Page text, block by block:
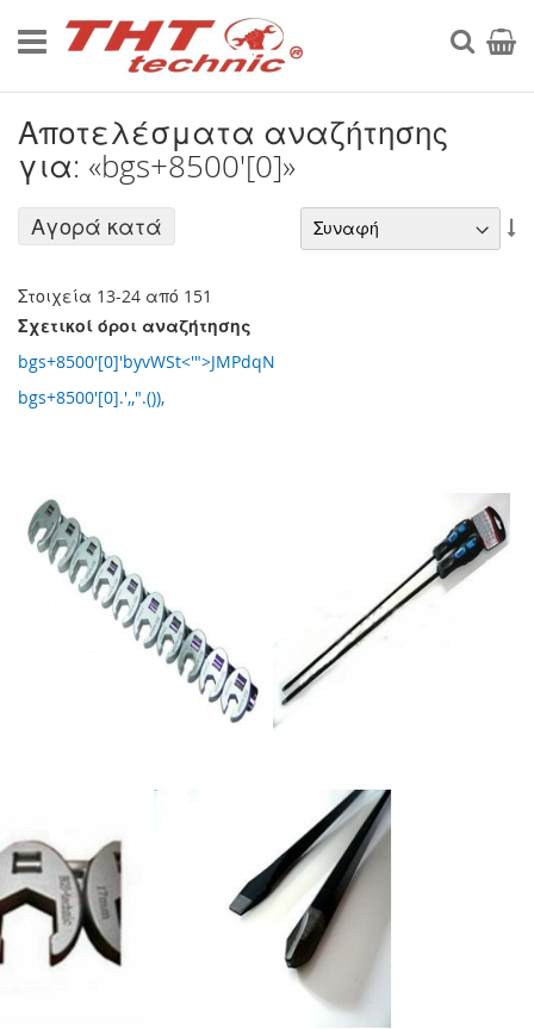
στο
περιεχόμενο
Το
Αποτελέσματα αναζήτησης
για: «bgs+8500'[0]»
Στοιχεία 13-24 από 151
Σχετικοί όροι αναζήτησης
bgs+8500'[0]'byvWSt<'">JMPdqN
bgs+8500'[0].',,".()),
Αγορά κατά